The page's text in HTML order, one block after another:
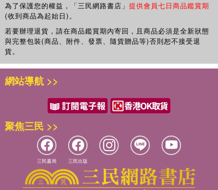
在5大精彩豐富的場景中，
認識海洋、叢林、農場、雪地、森林和野生動物，
搭配1OO種趣味的聲音，
讓孩子在玩樂中輕鬆學會雙語單字！
從茂密的叢林、海洋世界、蓊鬱的森林、開心農場到寒冷極地，除
了貼近生活，還能帶領孩子認識世界各地的動物，奠定認知基礎！
★認識叢林和海洋動物
為了保護您的權益，「三民網路書店」 提供會員七日商品鑑賞期
(收到商品為起始日)。
若要辦理退貨，請在商品鑑賞期內寄回，且商品必須是全新狀態
與完整包裝(商品、附件、發票、隨貨贈品等)否則恕不接受退
貨。
網站導航 >>
聚焦三民 >>
三民書局 三民出版